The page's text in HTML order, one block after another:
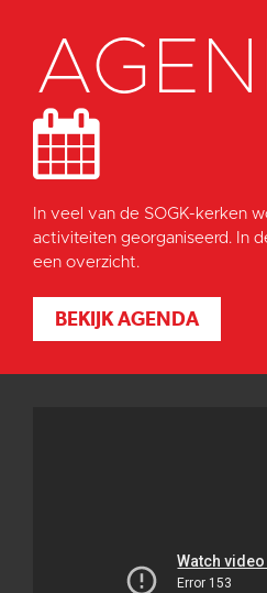
In veel van de SOGK-kerken
activiteiten georganiseerd. In
een overzicht.
BEKIJK AGENDA